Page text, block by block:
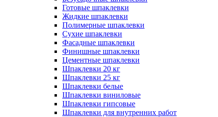
Готовые шпаклевки
Жидкие шпаклевки
Полимерные шпаклевки
Сухие шпаклевки
Фасадные шпаклевки
Финишные шпаклевки
Цементные шпаклевки
Шпаклевки 20 кг
Шпаклевки 25 кг
Шпаклевки белые
Шпаклевки виниловые
Шпаклевки гипсовые
Шпаклевки для внутренних работ